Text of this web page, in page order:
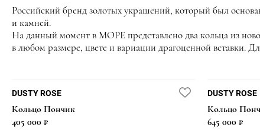
Российский бренд золотых украшений, который был
и камней.
На данный момент в МОРЕ представлено два кольца из
в любом размере, цвете и вариации драгоценной вставки.
DUSTY ROSE
Кольцо Пончик
405 000 ₽
DUSTY ROSE
Кольцо
645 000 ₽